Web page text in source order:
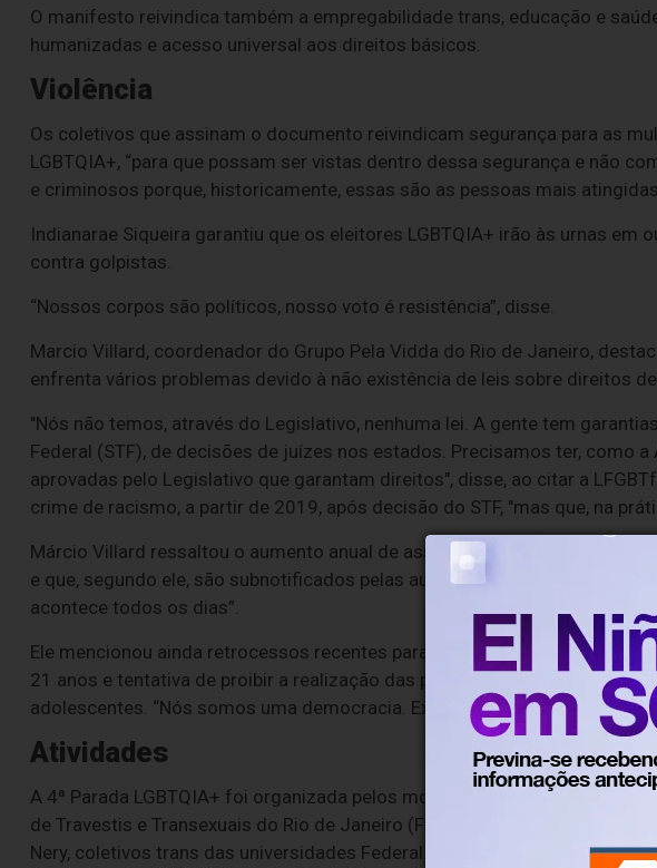
O manifesto reivindica também a empregabilidade trans, educação e
humanizadas e acesso universal aos direitos básicos.
Violência
Os coletivos que assinam o documento reivindicam segurança para as
LGBTQIA+, “para que possam ser vistas dentro dessa segurança e não
e criminosos porque, historicamente, essas são as pessoas mais
Indianarae Siqueira garantiu que os eleitores LGBTQIA+ irão às urnas em
contra golpistas.
“Nossos corpos são políticos, nosso voto é resistência”, disse.
Marcio Villard, coordenador do Grupo Pela Vidda do Rio de Janeiro,
enfrenta vários problemas devido à não existência de leis sobre direitos
"Nós não temos, através do Legislativo, nenhuma lei. A gente tem
Federal (STF), de decisões de juízes nos estados. Precisamos ter, como
aprovadas pelo Legislativo que garantam direitos", disse, ao citar a
crime de racismo, a partir de 2019, após decisão do STF, "mas que, na
Márcio Villard ressaltou o aumento anual de assassinatos e casos de
e que, segundo ele, são subnotificados pelas autoridades policiais.
acontece todos os dias”.
Ele mencionou ainda retrocessos recentes para a comunidade LGBT,
21 anos e tentativa de proibir a realização das paradas em vias públicas e
adolescentes. “Nós somos uma democracia. Existem famílias de LGBTs
Atividades
A 4ª Parada LGBTQIA+ foi organizada pelos movimentos sociais
de Travestis e Transexuais do Rio de Janeiro (Fórum TT RJ), Marcha Trans
Nery, coletivos trans das universidades Federal Fluminense (UFF), Federal